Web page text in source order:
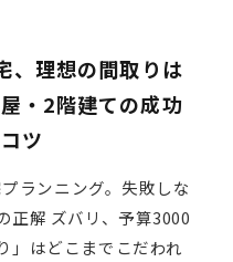
、理想の間取りは
・2階建ての成功
ツ
ランニング。失敗しな
正解 ズバリ、予算3000
」はどこまでこだわれ